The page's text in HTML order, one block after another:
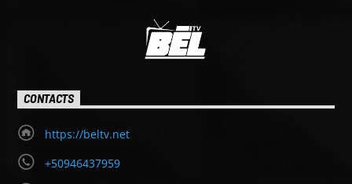
CONTACTS
https://beltv.net
+50946437959